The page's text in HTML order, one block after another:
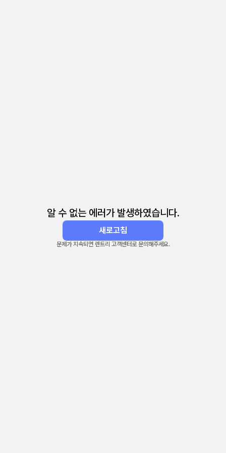
알 수 없는 에러가 발생하였습니다.
새로고침
문제가 지속되면 렌트리 고객센터로 문의해주세요.